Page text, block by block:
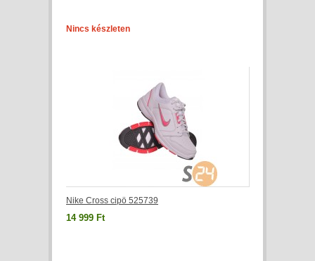
Nincs készleten
Nike Cross cipö 525739
14 999 Ft